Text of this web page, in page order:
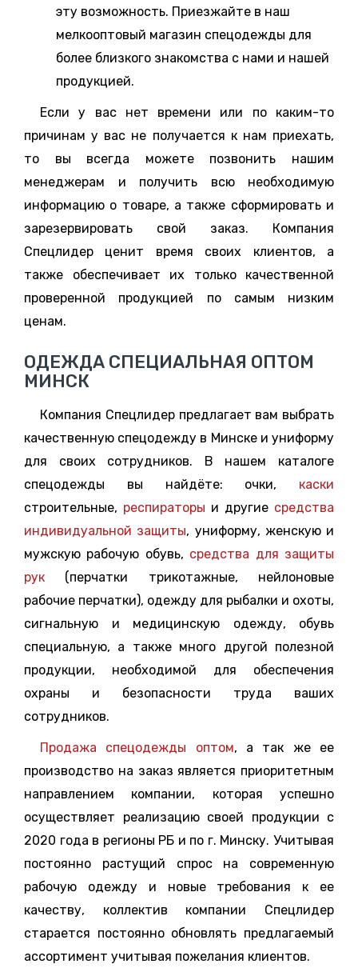
эту возможность. Приезжайте в наш
мелкооптовый магазин спецодежды для
более близкого знакомства с нами и нашей
продукцией.
Если у вас нет времени или по каким-то
причинам у вас не получается к нам приехать,
то вы всегда можете позвонить нашим
менеджерам и получить всю необходимую
информацию о товаре, а также сформировать и
зарезервировать свой заказ. Компания
Спецлидер ценит время своих клиентов, а
также обеспечивает их только качественной
проверенной продукцией по самым низким
ценам.
ОДЕЖДА СПЕЦИАЛЬНАЯ ОПТОМ
МИНСК
Компания Спецлидер предлагает вам выбрать
качественную спецодежду в Минске и униформу
для своих сотрудников. В нашем каталоге
спецодежды вы найдёте: очки, каски
строительные, респираторы и другие средства
индивидуальной защиты, униформу, женскую и
мужскую рабочую обувь, средства для защиты
рук (перчатки трикотажные, нейлоновые
рабочие перчатки), одежду для рыбалки и охоты,
сигнальную и медицинскую одежду, обувь
специальную, а также много другой полезной
продукции, необходимой для обеспечения
охраны и безопасности труда ваших
сотрудников.
Продажа спецодежды оптом, а так же ее
производство на заказ является приоритетным
направлением компании, которая успешно
осуществляет реализацию своей продукции с
2020 года в регионы РБ и по г. Минску. Учитывая
постоянно растущий спрос на современную
рабочую одежду и новые требования к ее
качеству, коллектив компании Спецлидер
старается постоянно обновлять предлагаемый
ассортимент учитывая пожелания клиентов.